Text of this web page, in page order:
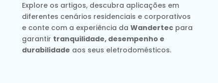
Explore os artigos, descubra aplicações em
diferentes cenários residenciais e corporativos
e conte com a experiência da Wandertecpara
garantir tranquilidade, desempenho e
durabilidade aos seus eletrodomésticos.